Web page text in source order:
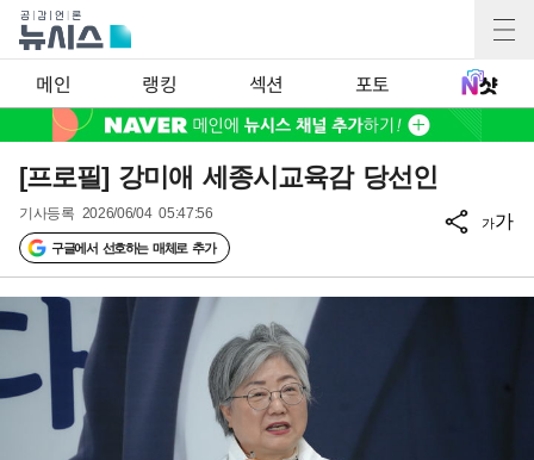
메인 랭킹 섹션 포토
[프로필] 강미애 세종시교육감 당선인
기사등록 2026/06/04 05:47:56
구글에서 선호하는 매체로 추가
가가